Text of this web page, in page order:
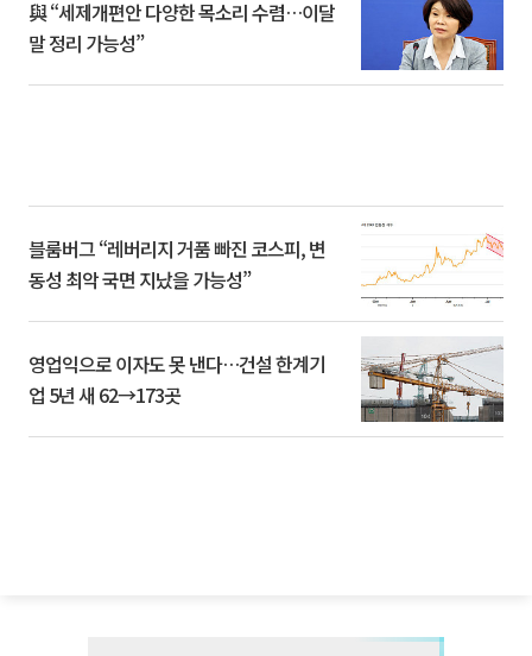
與 “세제개편안 다양한 목소리 수렴…이달
말 정리 가능성”
블룸버그 “레버리지 거품 빠진 코스피, 변
동성 최악 국면 지났을 가능성”
영업익으로 이자도 못 낸다…건설 한계기
업 5년 새 62→173곳